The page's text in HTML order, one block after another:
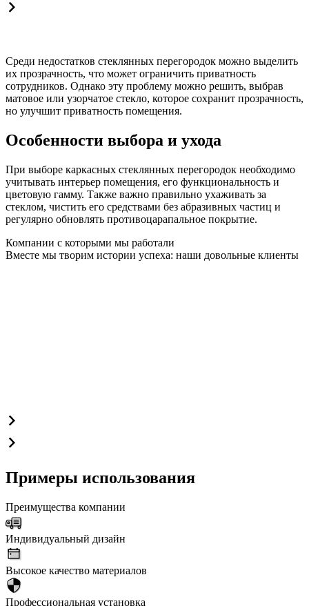
Среди недостатков стеклянных перегородок можно выделить
их прозрачность, что может ограничить приватность
сотрудников. Однако эту проблему можно решить, выбрав
матовое или узорчатое стекло, которое сохранит прозрачность,
но улучшит приватность помещения.
Особенности выбора и ухода
При выборе каркасных стеклянных перегородок необходимо
учитывать интерьер помещения, его функциональность и
цветовую гамму. Также важно правильно ухаживать за
стеклом, чистить его средствами без абразивных частиц и
регулярно обновлять противоцарапальное покрытие.
Компании с которыми мы работали
Вместе мы творим истории успеха: наши довольные клиенты
Примеры использования
Преимущества компании
Индивидуальный дизайн
Высокое качество материалов
Профессиональная установка